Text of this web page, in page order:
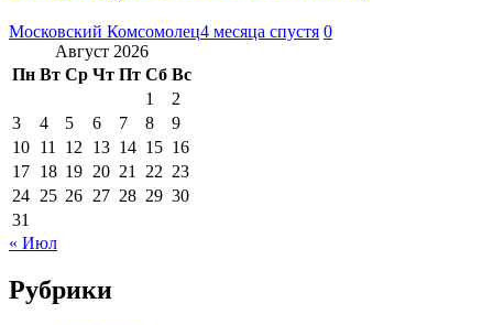
Московский Комсомолец4 месяца спустя 0
Август 2026
Пн Вт Ср Чт Пт Сб Вс
1
2
3
4 5 6 7 8
9
10 11 12 13 14 15 16
17 18 19 20 21 22 23
24 25 26 27 28 29 30
31
« Июл
Рубрики